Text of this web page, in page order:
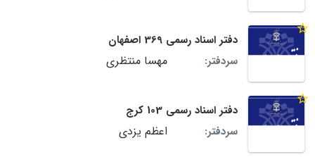
دفتر اسناد رسمی 369 اصفهان
سردفتر:
مهسا منتظری
دفتر اسناد رسمی 103 کرج
سردفتر:
اعظم یزدی